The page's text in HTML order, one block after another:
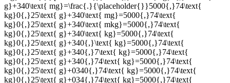
g}+340\text{ mg}=\frac{.}{\placeholder{}}5000{,}74\text{
kg}0{,}25\text{ g}+340\text{ mg}=5000{,}74\text{
kg}0{,}25\text{ g}+340\text{ mkg}=5000{,}74\text{
kg}0{,}25\text{ g}+340\text{ kg}=5000{,}74\text{
kg}0{,}25\text{ g}+340{,}\text{ kg}=5000{,}74\text{
kg}0{,}25\text{ g}+340{,}7\text{ kg}=5000{,}74\text{
kg}0{,}25\text{ g}+340{,}74\text{ kg}=5000{,}74\text{
kg}0{,}25\text{ g}+0340{,}74\text{ kg}=5000{,}74\text{
kg}0{,}25\text{ g}+034{,}74\text{ kg}=5000{,}74\text{